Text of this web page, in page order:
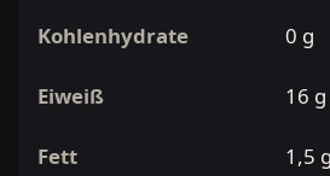
Kohlenhydrate 0 g
Eiweiß 16 g
Fett 1,5 g